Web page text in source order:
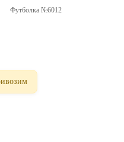
Футболка №6012